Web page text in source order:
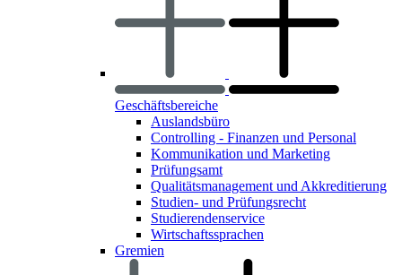
Geschäftsbereiche
Auslandsbüro
Controlling - Finanzen und Personal
Kommunikation und Marketing
Prüfungsamt
Qualitätsmanagement und Akkreditierung
Studien- und Prüfungsrecht
Studierendenservice
Wirtschaftssprachen
Gremien